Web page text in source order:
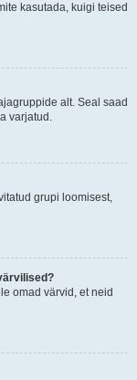
kasutada, kuigi teised
alt. Seal saad
varjatud.
grupi loomisest,
omad värvid, et neid